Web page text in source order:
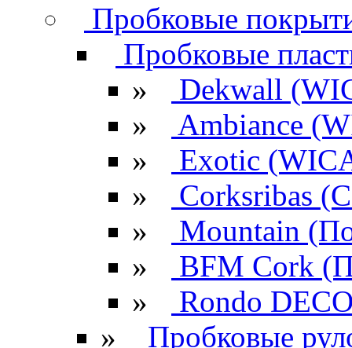
Пробковые
Пробковые
»
Dekwall
»
Ambiance
»
Exotic
»
Corksribas
»
Mountain
»
BFM Cork
»
Rondo
»
Пробковые